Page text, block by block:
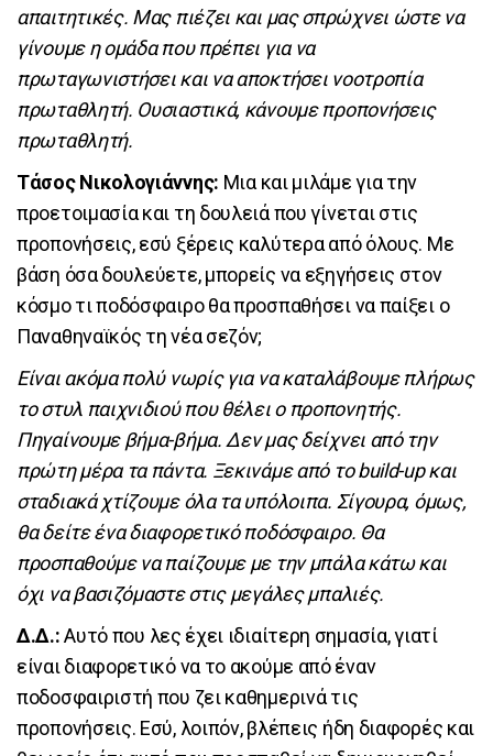
απαιτητικές. Μας πιέζει και μας σπρώχνει ώστε να
γίνουμε η ομάδα που πρέπει για να
πρωταγωνιστήσει και να αποκτήσει νοοτροπία
πρωταθλητή. Ουσιαστικά, κάνουμε προπονήσεις
πρωταθλητή.
Τάσος Νικολογιάννης: Μια και μιλάμε για την
προετοιμασία και τη δουλειά που γίνεται στις
προπονήσεις, εσύ ξέρεις καλύτερα από όλους. Με
βάση όσα δουλεύετε, μπορείς να εξηγήσεις στον
κόσμο τι ποδόσφαιρο θα προσπαθήσει να παίξει ο
Παναθηναϊκός τη νέα σεζόν;
Είναι ακόμα πολύ νωρίς για να καταλάβουμε πλήρως
το στυλ παιχνιδιού που θέλει ο προπονητής.
Πηγαίνουμε βήμα-βήμα. Δεν μας δείχνει από την
πρώτη μέρα τα πάντα. Ξεκινάμε από το build-up και
σταδιακά χτίζουμε όλα τα υπόλοιπα. Σίγουρα, όμως,
θα δείτε ένα διαφορετικό ποδόσφαιρο. Θα
προσπαθούμε να παίζουμε με την μπάλα κάτω και
όχι να βασιζόμαστε στις μεγάλες μπαλιές.
Δ.Δ.:Αυτό που λες έχει ιδιαίτερη σημασία, γιατί
είναι διαφορετικό να το ακούμε από έναν
ποδοσφαιριστή που ζει καθημερινά τις
προπονήσεις. Εσύ, λοιπόν, βλέπεις ήδη διαφορές και